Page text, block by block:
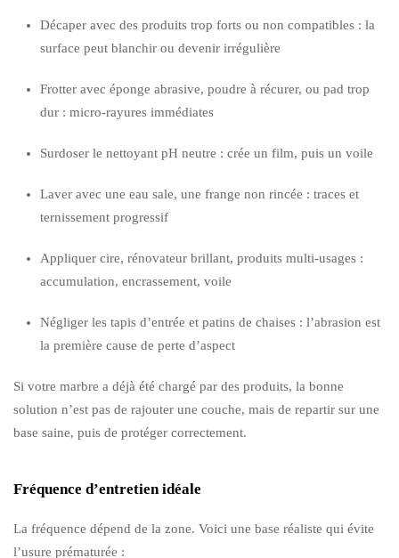
Décaper avec des produits trop forts ou non compatibles : la
surface peut blanchir ou devenir irrégulière
Frotter avec éponge abrasive, poudre à récurer, ou pad trop
dur : micro-rayures immédiates
Surdoser le nettoyant pH neutre : crée un film, puis un voile
Laver avec une eau sale, une frange non rincée : traces et
ternissement progressif
Appliquer cire, rénovateur brillant, produits multi-usages :
accumulation, encrassement, voile
Négliger les tapis d’entrée et patins de chaises : l’abrasion est
la première cause de perte d’aspect
Si votre marbre a déjà été chargé par des produits, la bonne
solution n’est pas de rajouter une couche, mais de repartir sur une
base saine, puis de protéger correctement.
Fréquence d’entretien idéale
La fréquence dépend de la zone. Voici une base réaliste qui évite
l’usure prématurée :